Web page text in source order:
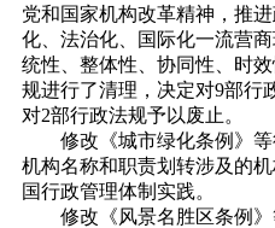
党和国家机构改革精神，推
化、法治化、国际化一流营
统性、整体性、协同性、时
规进行了清理，决定对9部行
对2部行政法规予以废止。
修改《城市绿化条例》等
机构名称和职责划转涉及的
国行政管理体制实践。
修改《风景名胜区条例》